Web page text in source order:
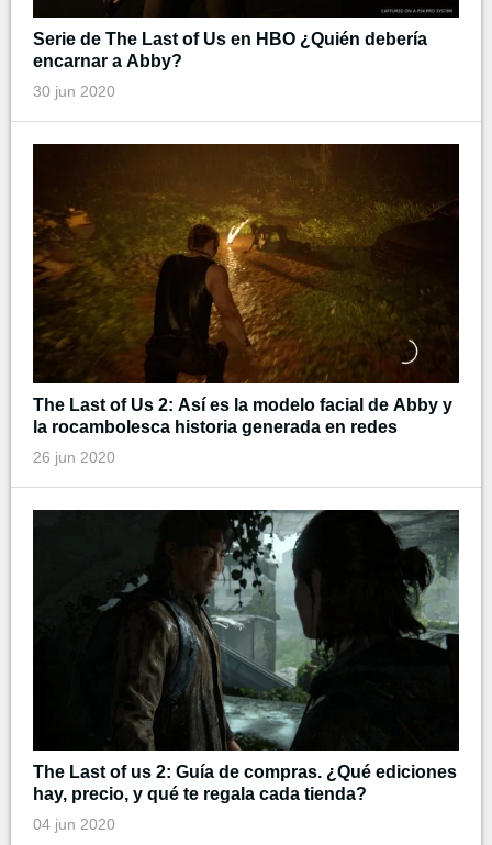
Serie de The Last of Us en HBO ¿Quién debería
encarnar a Abby?
30 jun 2020
The Last of Us 2: Así es la modelo facial de Abby y
la rocambolesca historia generada en redes
26 jun 2020
The Last of us 2: Guía de compras. ¿Qué ediciones
hay, precio, y qué te regala cada tienda?
04 jun 2020